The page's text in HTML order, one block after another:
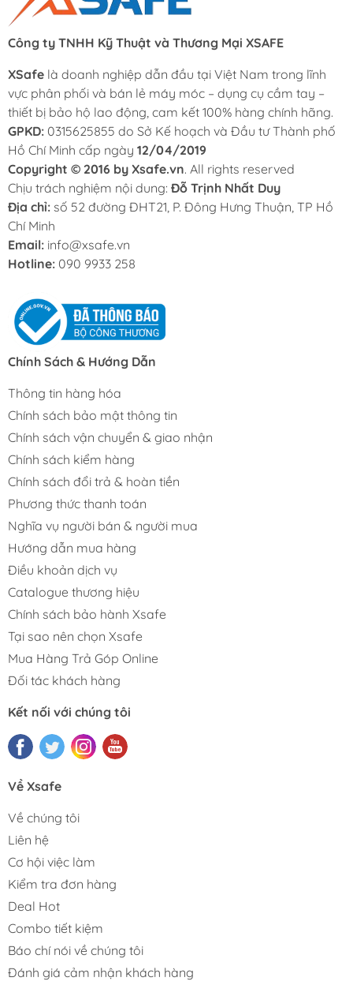
Công ty TNHH Kỹ Thuật và Thương Mại XSAFE
XSafe là doanh nghiệp dẫn đầu tại Việt Nam trong lĩnh
vực phân phối và bán lẻ máy móc – dụng cụ cầm tay –
thiết bị bảo hộ lao động, cam kết 100% hàng chính hãng.
GPKD: 0315625855 do Sở Kế hoạch và Đầu tư Thành phố
Hồ Chí Minh cấp ngày 12/04/2019
Copyright © 2016 by Xsafe.vn. All rights reserved
Chịu trách nghiệm nội dung: Đỗ Trịnh Nhất Duy
Địa chỉ: số 52 đường ĐHT21, P. Đông Hưng Thuận, TP Hồ
Chí Minh
Email: info@xsafe.vn
Hotline: 090 9933 258
Chính Sách & Hướng Dẫn
Thông tin hàng hóa
Chính sách bảo mật thông tin
Chính sách vận chuyển & giao nhận
Chính sách kiểm hàng
Chính sách đổi trả & hoàn tiền
Phương thức thanh toán
Nghĩa vụ người bán & người mua
Hướng dẫn mua hàng
Điều khoản dịch vụ
Catalogue thương hiệu
Chính sách bảo hành Xsafe
Tại sao nên chọn Xsafe
Mua Hàng Trả Góp Online
Đối tác khách hàng
Kết nối với chúng tôi
Về Xsafe
Về chúng tôi
Liên hệ
Cơ hội việc làm
Kiểm tra đơn hàng
Deal Hot
Combo tiết kiệm
Báo chí nói về chúng tôi
Đánh giá cảm nhận khách hàng